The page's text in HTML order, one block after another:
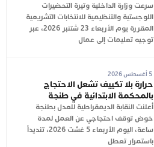
سرعت وزارة الداخلية وتيرة التحضيرات
اللوجستية والتنظيمية للانتخابات التشريعية
المقررة يوم الأربعاء 23 شتنبر 2026، عبر
توجيه تعليمات إلى عمال
5 أغسطس 2026
حرارة بلا تكييف تشعل الاحتجاج
بالمحكمة الابتدائية في طنجة
أعلنت النقابة الديمقراطية للعدل بطنجة
خوض توقف احتجاجي عن العمل لمدة
ساعة، اليوم الأربعاء 5 غشت 2026، تنديداً
باستمرار تعطل